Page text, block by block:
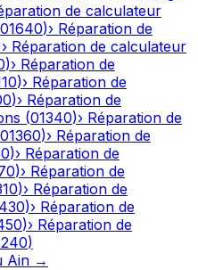
de calculateur
01640)› Réparation de
› Réparation de calculateur
)› Réparation de
)› Réparation de
)› Réparation de
(01340)› Réparation de
01360)› Réparation de
)› Réparation de
)› Réparation de
)› Réparation de
)› Réparation de
)› Réparation de
)
Ain →